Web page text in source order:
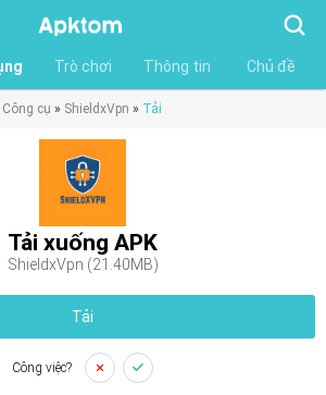
Tìm
kiếm
Trò chơi Thông tin Chủ đề
Công cụ » ShieldxVpn » Tải
Tải xuống APK
ShieldxVpn (21.40MB)
Tải
Công việc?